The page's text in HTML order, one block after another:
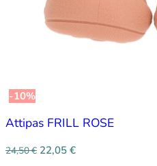
-10%
Attipas FRILL ROSE
24,50€ 22,05 €